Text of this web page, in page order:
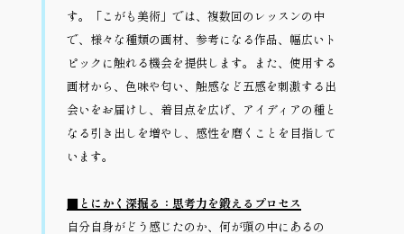
す。「こがも美術」では、複数回のレッスンの中
で、様々な種類の画材、参考になる作品、幅広いト
ピックに触れる機会を提供します。また、使用する
画材から、色味や匂い、触感など五感を刺激する出
会いをお届けし、着目点を広げ、アイディアの種と
なる引き出しを増やし、感性を磨くことを目指して
います。
■とにかく深掘る：思考力を鍛えるプロセス
自分自身がどう感じたのか、何が頭の中にあるの